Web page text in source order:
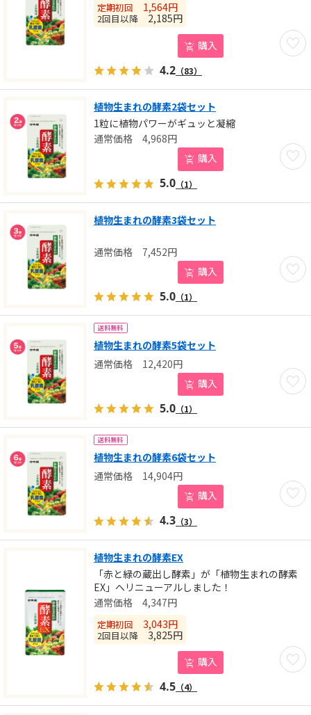
お気
定期初回 1,564円
2回目以降 2,185円
購入
4.2 （83）
植物生まれの酵素2袋セット
1粒に植物パワーがギュッと凝縮
お気
4,968円
購入
5.0 （1）
植物生まれの酵素3袋セット
お気
7,452円
購入
5.0 （1）
送料無料
植物生まれの酵素5袋セット
お気
12,420円
購入
5.0 （1）
送料無料
植物生まれの酵素6袋セット
お気
14,904円
購入
4.3 （3）
植物生まれの酵素EX
「赤と緑の蔵出し酵素」が「植物生まれの酵素
EX」へリニューアルしました！
お気
4,347円
定期初回 3,043円
2回目以降 3,825円
購入
4.5 （4）